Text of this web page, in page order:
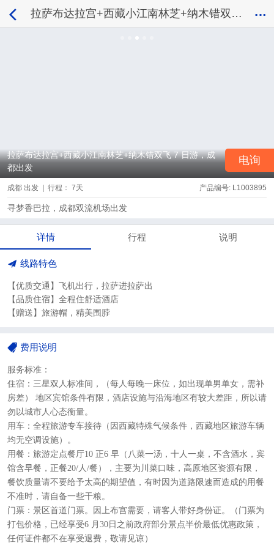
拉萨布达拉宫+西藏小江南林芝+纳木错双飞 7 日游，成都出发
拉萨布达拉宫+西藏小江南林芝+纳木错双飞 7 日游，成
都出发
电询
产品编号: L1003895
成都 出发 | 行程： 7天
寻梦香巴拉，成都双流机场出发
详情 行程 说明
线路特色
【优质交通】飞机出行，拉萨进拉萨出
【品质住宿】全程住舒适酒店
【赠送】旅游帽，精美围脖
费用说明
服务标准：
住宿：三星双人标准间，（每人每晚一床位，如出现单男单女，需补
房差） 地区宾馆条件有限，酒店设施与沿海地区有较大差距，所以请
勿以城市人心态衡量。
用车：全程旅游专车接待（因西藏特殊气候条件，西藏地区旅游车辆
均无空调设施）。
用餐： 旅游定点餐厅10 正6 早（八菜一汤，十人一桌，不含酒水，宾
馆含早餐，正餐20/人/餐）， 主要为川菜口味，高原地区资源有限 ，
餐饮质量请不要给予太高的期望值， 有时因为道路限速而造成的用餐
不准时，请自备一些干粮。
门票：景区首道门票。因上布宫需要，请客人带好身份证。
（门票为
打包价格，已经享受6 月30日之前政府部分景点半价最低优惠政策，
任何证件都不在享受退费，敬请见谅）